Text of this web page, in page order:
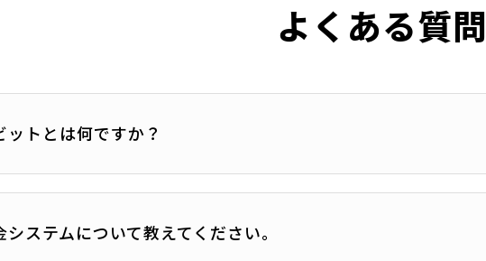
よくある質問
ットとは何ですか？
システムについて教えてください。